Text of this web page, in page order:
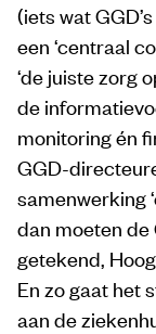
(iets wat
een ‘centraal
‘de juiste zorg
de
monitoring én
GGD-
samenwerking
dan moeten de
getekend,
En zo gaat het
aan de